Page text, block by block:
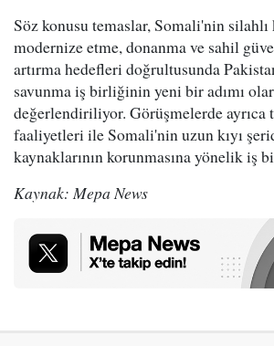
Söz konusu temaslar, Somali'nin
modernize etme, donanma ve sahil
artırma hedefleri doğrultusunda
savunma iş birliğinin yeni bir adımı
değerlendiriliyor. Görüşmelerde ayrıca
faaliyetleri ile Somali'nin uzun kıyı
kaynaklarının korunmasına yönelik iş
Kaynak: Mepa News